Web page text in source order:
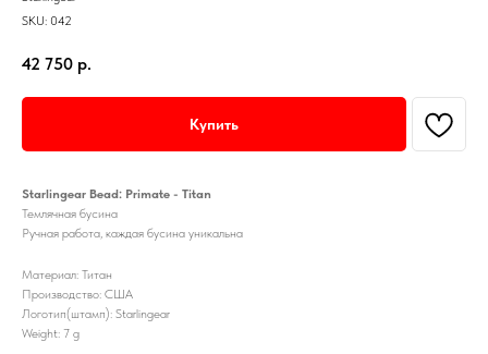
SKU: 042
42 750 р.
Купить
Starlingear Bead: Primate - Titan
Темлячная бусина
Ручная работа, каждая бусина уникальна
Материал: Титан
Производство: США
Логотип(штамп): Starlingear
Weight: 7 g